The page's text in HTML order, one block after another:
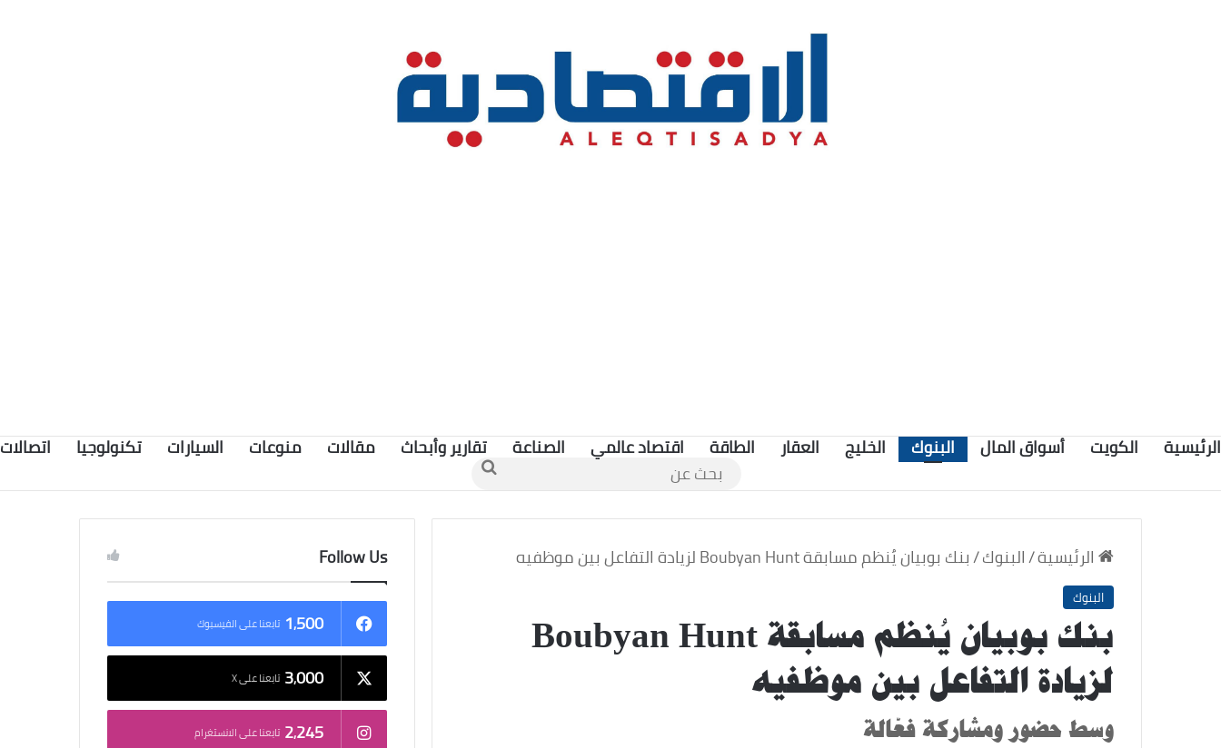
الرئيسية الكويت أسواق المال البنوك الخليج العقار الطاقة اقتصاد عالمي الصناعة تقارير وأبحاث مقالات منوعات السيارات تكنولوجيا اتصالات
بحث
عن
الرئيسية/البنوك/بنك بوبيان يُنظم مسابقة Boubyan Hunt لزيادة التفاعل بين موظفيه
البنوك
بنك بوبيان يُنظم مسابقة Boubyan Hunt
لزيادة التفاعل بين موظفيه
وسط حضور ومشاركة فعّالة
Follow Us
1٬500 تابعنا على الفيسبوك
3٬000 تابعنا على X
2٬245 تابعنا على الانستغرام